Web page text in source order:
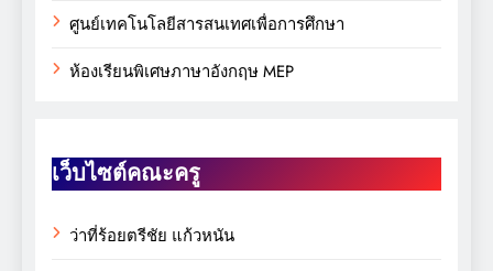
ศูนย์เทคโนโลยีสารสนเทศเพื่อการศึกษา
ห้องเรียนพิเศษภาษาอังกฤษ MEP
เว็บไซต์คณะครู
ว่าที่ร้อยตรีชัย แก้วหนัน